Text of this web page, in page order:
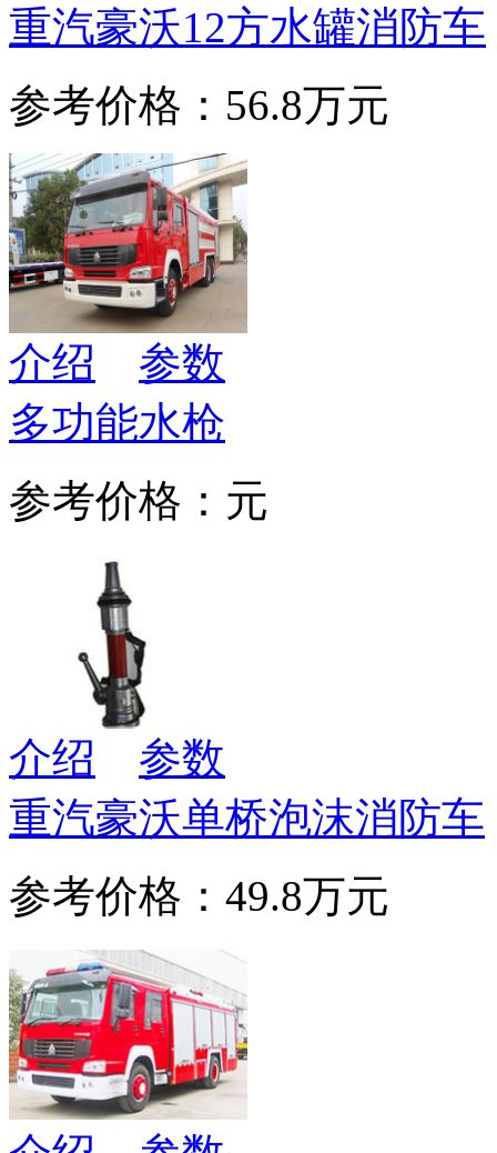
重汽豪沃12方水罐消防车
参考价格：56.8万元
介绍
参数
多功能水枪
参考价格：元
介绍
参数
重汽豪沃单桥泡沫消防车
参考价格：49.8万元